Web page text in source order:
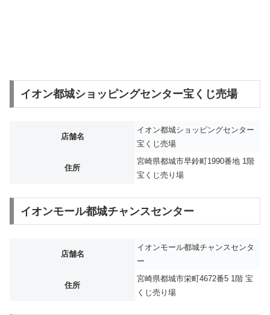
イオン都城ショッピングセンター宝くじ売場
店舗名
イオン都城ショッピングセンター
宝くじ売場
住所
宮崎県都城市早鈴町1990番地 1階
宝くじ売り場
イオンモール都城チャンスセンター
店舗名
イオンモール都城チャンスセンタ
ー
住所
宮崎県都城市栄町4672番5 1階 宝
くじ売り場